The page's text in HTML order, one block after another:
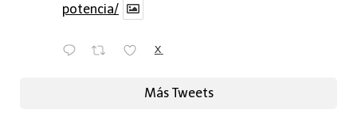
potencia/
X
Más Tweets